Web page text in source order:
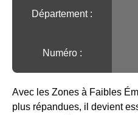
Département :
Numéro :
Avec les Zones à Faibles
plus répandues, il devient